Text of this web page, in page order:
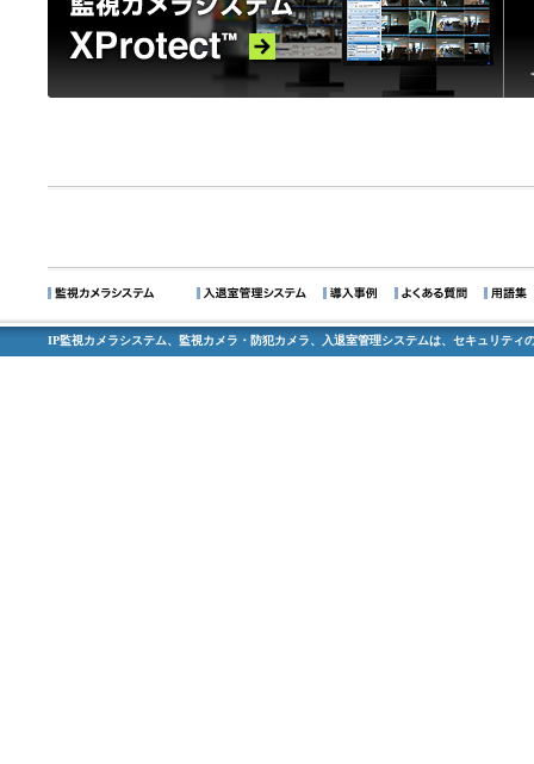
IP監視カメラシステム、監視カメラ・防犯カメラ、入退室管理システムは、セキュリティ